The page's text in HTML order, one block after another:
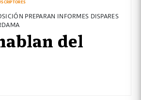
PREPARAN INFORMES DISPARES
del